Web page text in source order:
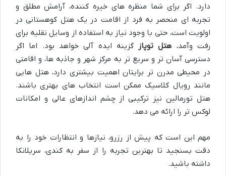
دارد. اگر برای شما منظره های خیره کننده، آرامش مطلق و
تجربه ای منحصر به فرد از اقامت در یک هتل کوهستانی در
اولویت است، حتی با وجود نیاز به استفاده از وسایل نقلیه برای
رفت وآمد، هتل توپاز گزینه ایده آلی خواهد بود. اما اگر
دسترسی آسان تر و سریع تر به مرکز شهر و جاذبه ها، و اقامتی
در محیطی مدرن تر برایتان اهمیت بیشتری دارد، هتل هایی
مانند رویال کلاسیک ممکن است انتخاب های بهتری باشند.
هتل تورمالین نیز ترکیبی از چشم اندازهای عالی و امکانات
لوکس تر را ارائه می دهد.
مهم این است که پیش از رزرو، نیازها و انتظارات خود را به
دقت بسنجید تا بهترین تجربه را از سفر به کندی، سریلانکا
داشته باشید.